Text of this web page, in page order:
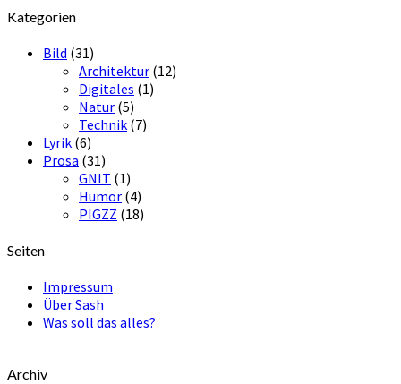
Kategorien
Bild (31)
Architektur (12)
Digitales (1)
Natur (5)
Technik (7)
Lyrik (6)
Prosa (31)
GNIT (1)
Humor (4)
PIGZZ (18)
Seiten
Impressum
Über Sash
Was soll das alles?
Archiv